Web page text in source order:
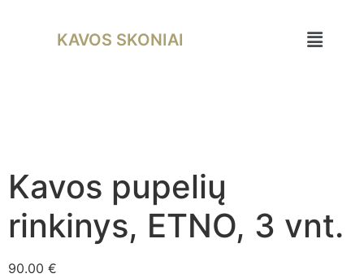
KAVOS SKONIAI
Kavos pupelių
rinkinys, ETNO, 3 vnt.
90.00 €